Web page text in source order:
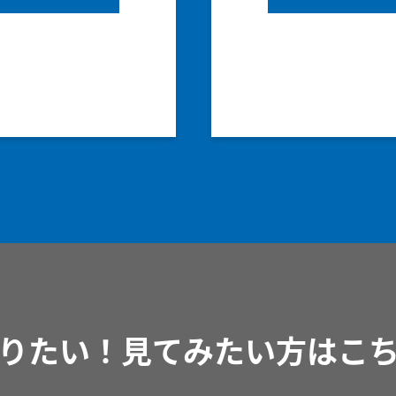
たい！見てみたい方はこ